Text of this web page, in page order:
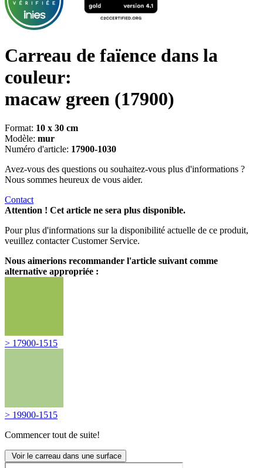
Carreau de faïence dans la
couleur:
macaw green (17900)
Format: 10 x 30 cm
Modèle: mur
Numéro d'article: 17900-1030
Avez-vous des questions ou souhaitez-vous plus d'informations ?
Nous sommes heureux de vous aider.
Contact
Attention ! Cet article ne sera plus disponible.
Pour plus d'informations sur la disponibilité actuelle de ce produit,
veuillez contacter Customer Service.
Nous aimerions recommander l'article suivant comme
alternative appropriée :
> 17900-1515
> 19900-1515
Commencer tout de suite!
Voir le carreau dans une surface